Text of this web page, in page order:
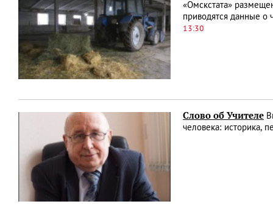
«Омскстата»
приводятся данные
13:30
Слово об Учителе
человека: историка,